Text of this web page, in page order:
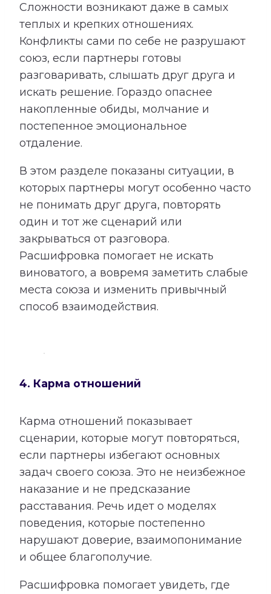
Сложности возникают даже в самых
теплых и крепких отношениях.
Конфликты сами по себе не разрушают
союз, если партнеры готовы
разговаривать, слышать друг друга и
искать решение. Гораздо опаснее
накопленные обиды, молчание и
постепенное эмоциональное
отдаление.
В этом разделе показаны ситуации, в
которых партнеры могут особенно часто
не понимать друг друга, повторять
один и тот же сценарий или
закрываться от разговора.
Расшифровка помогает не искать
виноватого, а вовремя заметить слабые
места союза и изменить привычный
способ взаимодействия.
4. Карма отношений
Карма отношений показывает
сценарии, которые могут повторяться,
если партнеры избегают основных
задач своего союза. Это не неизбежное
наказание и не предсказание
расставания. Речь идет о моделях
поведения, которые постепенно
нарушают доверие, взаимопонимание
и общее благополучие.
Расшифровка помогает увидеть, где